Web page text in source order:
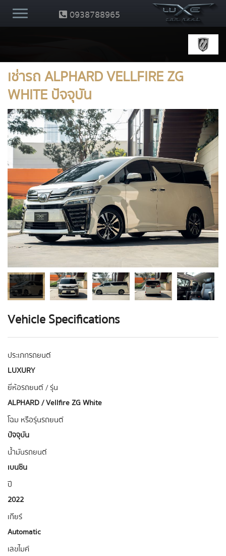
0938788965
เช่ารถ ALPHARD VELLFIRE ZG
WHITE ปัจจุบัน
Vehicle Specifications
ประเภทรถยนต์
LUXURY
ยี่ห้อรถยนต์ / รุ่น
ALPHARD / Vellfire ZG White
โฉม หรือรุ่นรถยนต์
ปัจจุบัน
น้ำมันรถยนต์
เบนซิน
ปี
2022
เกียร์
Automatic
เลขไมค์